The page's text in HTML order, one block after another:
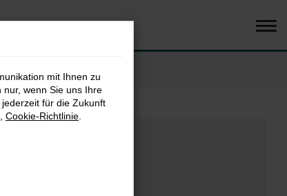
mit Ihnen zu
wenn Sie uns Ihre
für die Zukunft
Cookie-Richtlinie